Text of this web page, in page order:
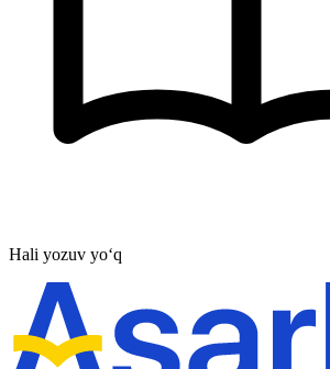
Hali yozuv yo‘q